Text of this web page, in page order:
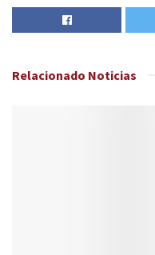
Relacionado Noticias